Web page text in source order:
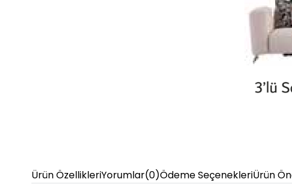
Ürün ÖzellikleriYorumlar(0)Ödeme SeçenekleriÜrün